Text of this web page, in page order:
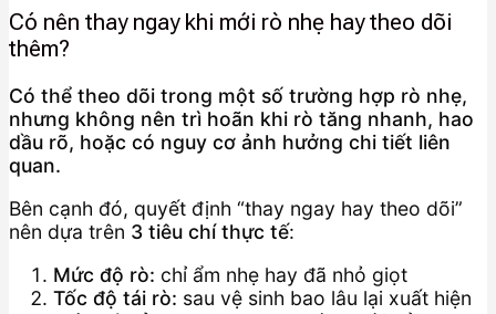
Có nên thay ngay khi mới rò nhẹ hay theo dõi
thêm?
Có thể theo dõi trong một số trường hợp rò nhẹ,
nhưng không nên trì hoãn khi rò tăng nhanh, hao
dầu rõ, hoặc có nguy cơ ảnh hưởng chi tiết liên
quan.
Bên cạnh đó, quyết định “thay ngay hay theo dõi”
nên dựa trên 3 tiêu chí thực tế:
Mức độ rò: chỉ ẩm nhẹ hay đã nhỏ giọt
Tốc độ tái rò: sau vệ sinh bao lâu lại xuất hiện